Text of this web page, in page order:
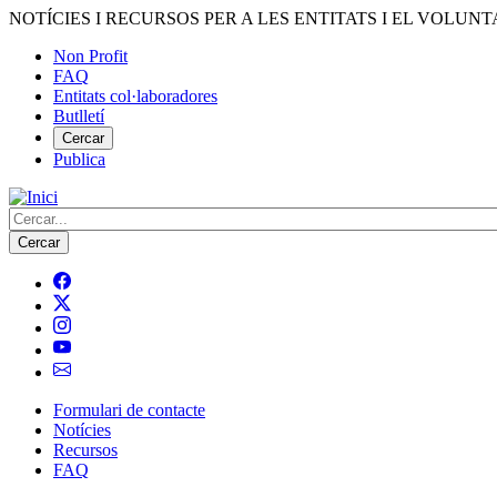
Vés
contingut
NOTÍCIES I RECURSOS PER A LES ENTITATS I EL
Menú
del
compte
d'usuari
Non Profit
FAQ
Entitats col·laboradores
Butlletí
Cercar
Publica
Cerca
Navegació
principal
Formulari de contacte
Notícies
Recursos
FAQ